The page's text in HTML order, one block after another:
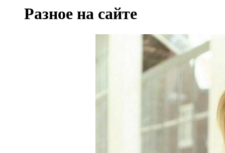
Разное на сайте